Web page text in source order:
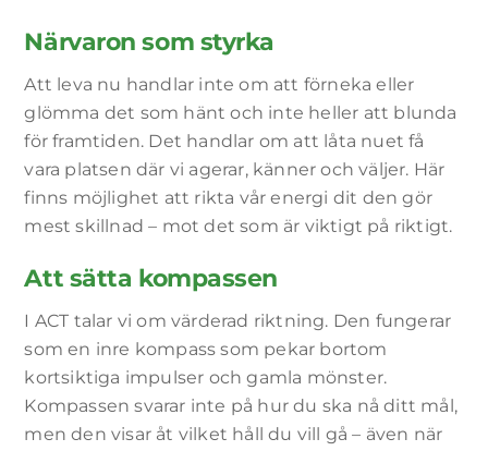
Närvaron som styrka
Att leva nu handlar inte om att förneka eller
glömma det som hänt och inte heller att blunda
för framtiden. Det handlar om att låta nuet få
vara platsen där vi agerar, känner och väljer. Här
finns möjlighet att rikta vår energi dit den gör
mest skillnad – mot det som är viktigt på riktigt.
Att sätta kompassen
I ACT talar vi om värderad riktning. Den fungerar
som en inre kompass som pekar bortom
kortsiktiga impulser och gamla mönster.
Kompassen svarar inte på hur du ska nå ditt mål,
men den visar åt vilket håll du vill gå – även när